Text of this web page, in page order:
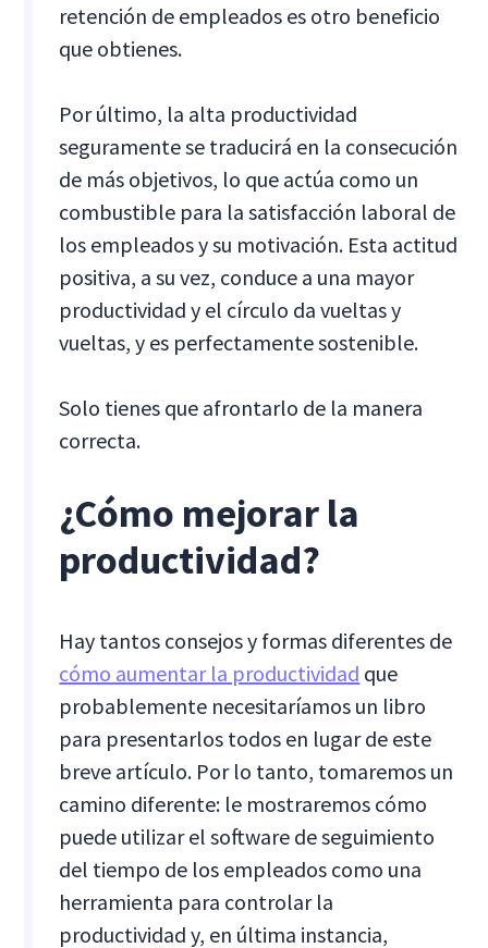
retención de empleados es otro beneficio
que obtienes.
Por último, la alta productividad
seguramente se traducirá en la consecución
de más objetivos, lo que actúa como un
combustible para la satisfacción laboral de
los empleados y su motivación. Esta actitud
positiva, a su vez, conduce a una mayor
productividad y el círculo da vueltas y
vueltas, y es perfectamente sostenible.
Solo tienes que afrontarlo de la manera
correcta.
¿Cómo mejorar la
productividad?
Hay tantos consejos y formas diferentes de
cómo aumentar la productividad que
probablemente necesitaríamos un libro
para presentarlos todos en lugar de este
breve artículo. Por lo tanto, tomaremos un
camino diferente: le mostraremos cómo
puede utilizar el software de seguimiento
del tiempo de los empleados como una
herramienta para controlar la
productividad y, en última instancia,